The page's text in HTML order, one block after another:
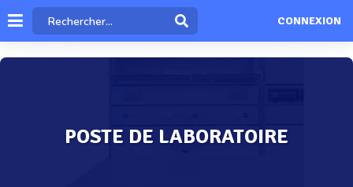
CONNEXION
POSTE DE LABORATOIRE